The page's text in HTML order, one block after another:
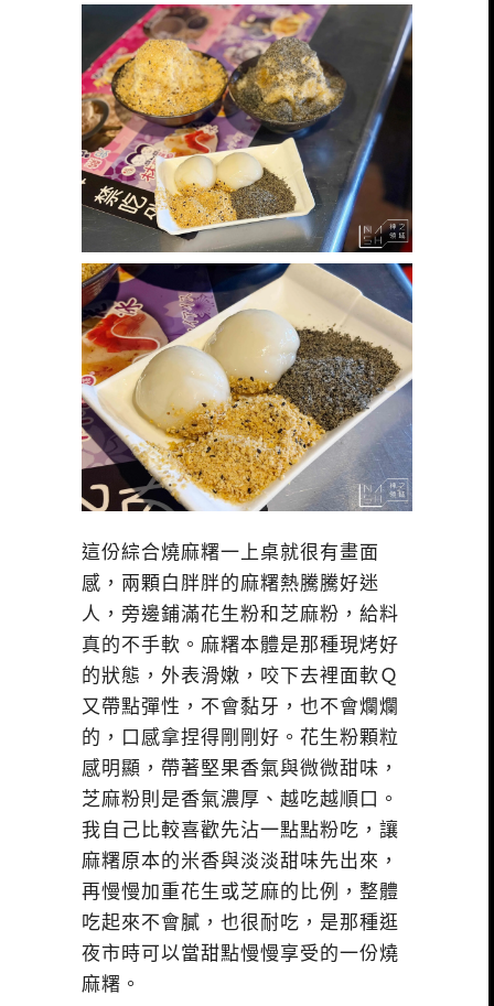
這份綜合燒麻糬一上桌就很有畫面
感，兩顆白胖胖的麻糬熱騰騰好迷
人，旁邊鋪滿花生粉和芝麻粉，給料
真的不手軟。麻糬本體是那種現烤好
的狀態，外表滑嫩，咬下去裡面軟Ｑ
又帶點彈性，不會黏牙，也不會爛爛
的，口感拿捏得剛剛好。花生粉顆粒
感明顯，帶著堅果香氣與微微甜味，
芝麻粉則是香氣濃厚、越吃越順口。
我自己比較喜歡先沾一點點粉吃，讓
麻糬原本的米香與淡淡甜味先出來，
再慢慢加重花生或芝麻的比例，整體
吃起來不會膩，也很耐吃，是那種逛
夜市時可以當甜點慢慢享受的一份燒
麻糬。